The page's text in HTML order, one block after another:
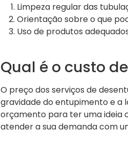
Limpeza regular das
Orientação sobre o que
Uso de produtos
Qual é o custo
O preço dos serviços de
gravidade do entupimento e a
orçamento para ter uma ideia
atender a sua demanda com